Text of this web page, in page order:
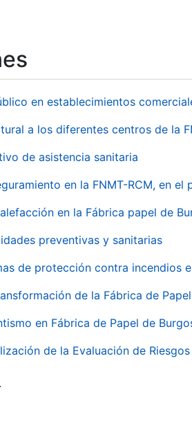
en establecimientos
a los diferentes centros de la
de asistencia sanitaria
en la FNMT-RCM, en el
en la Fábrica papel de
preventivas y sanitarias
de protección contra incendios
de la Fábrica de
en Fábrica de Papel de
de la Evaluación de